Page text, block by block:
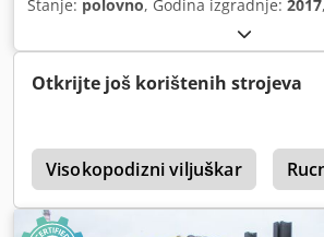
Stanje: polovno, Godina izgradnje: 2017,
Otkrijte još korištenih strojeva
Visokopodizni viljuškar